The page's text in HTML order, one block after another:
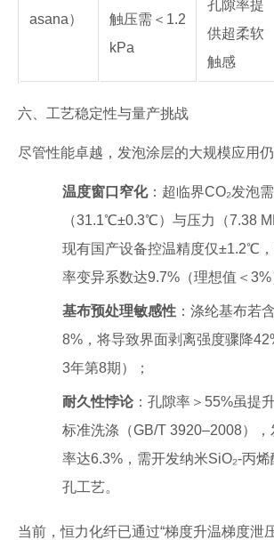
asana）
触压需＜1.2
kPa
孔隙率提
供超柔软
触感
六、工艺稳定性与量产挑战
尽管性能卓越，发泡涂层的大规模应用
温度窗口窄化：超临界CO₂发泡
（31.1℃±0.3℃）与压力（7.38
现有国产设备控温精度仅±1.2℃
率变异系数达9.7%（理想值＜3%
基布预处理敏感性 ：涤纶基布若
8%，将导致界面剥离强度骤降
3年第8期）；
耐久性悖论：孔隙率＞55%虽提
标准洗涤（GB/T 3920–2008）
率达6.3%，需开发纳米SiO₂-丙
孔工艺。
当前，恒力化纤已通过“梯度升温梯度泄